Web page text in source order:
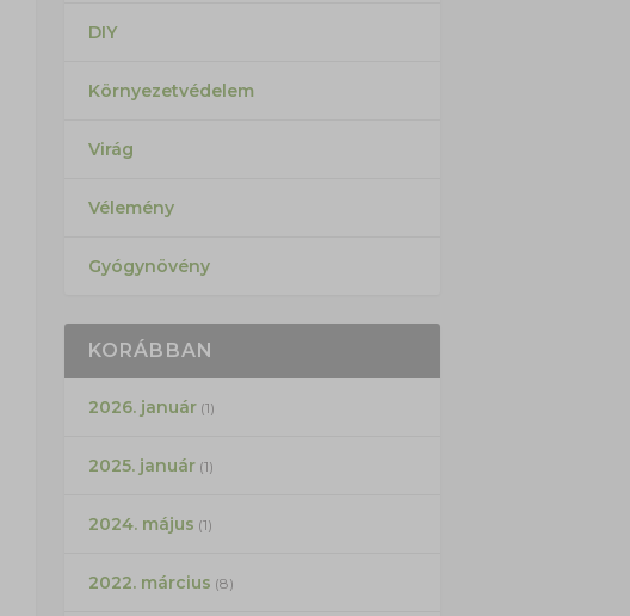
DIY
Környezetvédelem
Virág
Vélemény
Gyógynövény
KORÁBBAN
2026. január(1)
2025. január(1)
2024. május (1)
2022. március (8)